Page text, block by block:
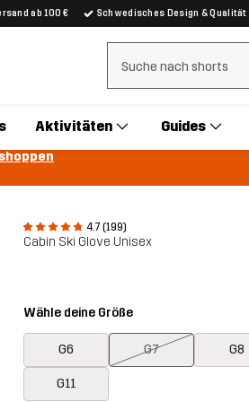
ab 100 € Schwedisches Design & Qualität
Suchfilter löschen
Aktivitäten Guides
4.7 (199)
Cabin Ski Glove Unisex
Wähle deine Größe
G6 G7 G8
G11